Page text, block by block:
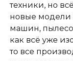
техники, но
новые модели
машин,
как всё уже
то все